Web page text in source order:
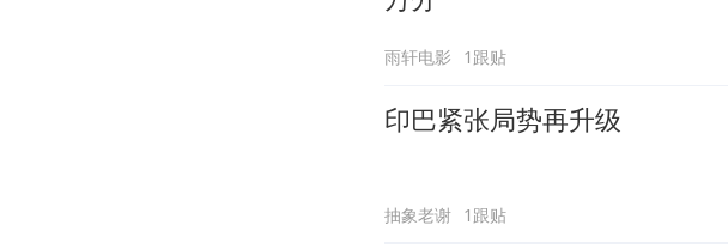
雨轩电影 1跟贴
印巴紧张局势再升级
抽象老谢 1跟贴